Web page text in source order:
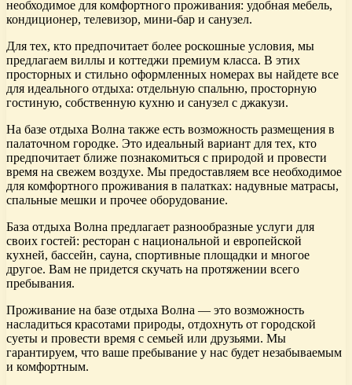
необходимое для комфортного проживания: удобная мебель,
кондиционер, телевизор, мини-бар и санузел.
Для тех, кто предпочитает более роскошные условия, мы
предлагаем виллы и коттеджи премиум класса. В этих
просторных и стильно оформленных номерах вы найдете все
для идеального отдыха: отдельную спальню, просторную
гостиную, собственную кухню и санузел с джакузи.
На базе отдыха Волна также есть возможность размещения в
палаточном городке. Это идеальный вариант для тех, кто
предпочитает ближе познакомиться с природой и провести
время на свежем воздухе. Мы предоставляем все необходимое
для комфортного проживания в палатках: надувные матрасы,
спальные мешки и прочее оборудование.
База отдыха Волна предлагает разнообразные услуги для
своих гостей: ресторан с национальной и европейской
кухней, бассейн, сауна, спортивные площадки и многое
другое. Вам не придется скучать на протяжении всего
пребывания.
Проживание на базе отдыха Волна — это возможность
насладиться красотами природы, отдохнуть от городской
суеты и провести время с семьей или друзьями. Мы
гарантируем, что ваше пребывание у нас будет незабываемым
и комфортным.